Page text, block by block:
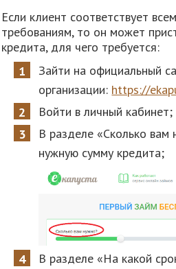
Если клиент соответствует
требованиям, то он может
кредита, для чего требуется:
Зайти на официальный
организации: https://
Войти в личный кабинет;
В разделе «Сколько вам
нужную сумму кредита;
В разделе «На какой